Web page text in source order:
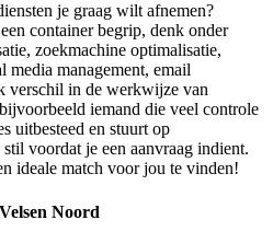
je graag wilt afnemen?
container begrip, denk onder
zoekmachine optimalisatie,
media management, email
verschil in de werkwijze van
iemand die veel controle
uitbesteed en stuurt op
voordat je een aanvraag indient.
ideale match voor jou te vinden!
Noord